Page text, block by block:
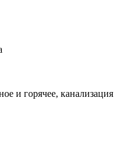
и горячее, канализация